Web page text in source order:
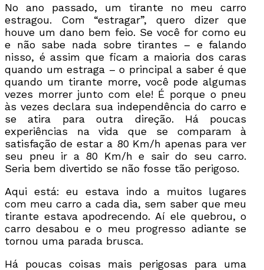
No ano passado, um tirante no meu carro
estragou. Com “estragar”, quero dizer que
houve um dano bem feio. Se você for como eu
e não sabe nada sobre tirantes – e falando
nisso, é assim que ficam a maioria dos caras
quando um estraga – o principal a saber é que
quando um tirante morre, você pode algumas
vezes morrer junto com ele! É porque o pneu
às vezes declara sua independência do carro e
se atira para outra direção. Há poucas
experiências na vida que se comparam à
satisfação de estar a 80 Km/h apenas para ver
seu pneu ir a 80 Km/h e sair do seu carro.
Seria bem divertido se não fosse tão perigoso.
Aqui está: eu estava indo a muitos lugares
com meu carro a cada dia, sem saber que meu
tirante estava apodrecendo. Aí ele quebrou, o
carro desabou e o meu progresso adiante se
tornou uma parada brusca.
Há poucas coisas mais perigosas para uma